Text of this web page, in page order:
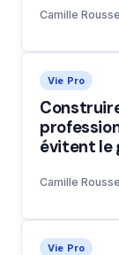
Camille
Vie Pro
évitent le
Camille
Vie Pro